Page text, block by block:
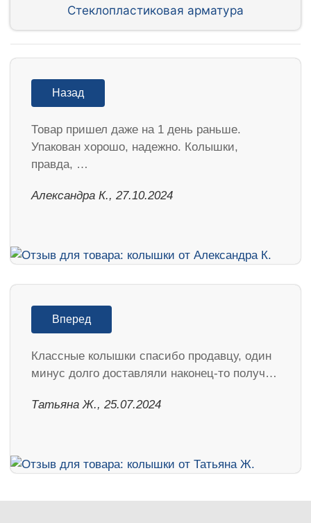
Стеклопластиковая арматура
Назад
Товар пришел даже на 1 день раньше.
Упакован хорошо, надежно. Колышки,
правда, …
Александра К., 27.10.2024
Вперед
Классные колышки спасибо продавцу, один
минус долго доставляли наконец-то получ…
Татьяна Ж., 25.07.2024